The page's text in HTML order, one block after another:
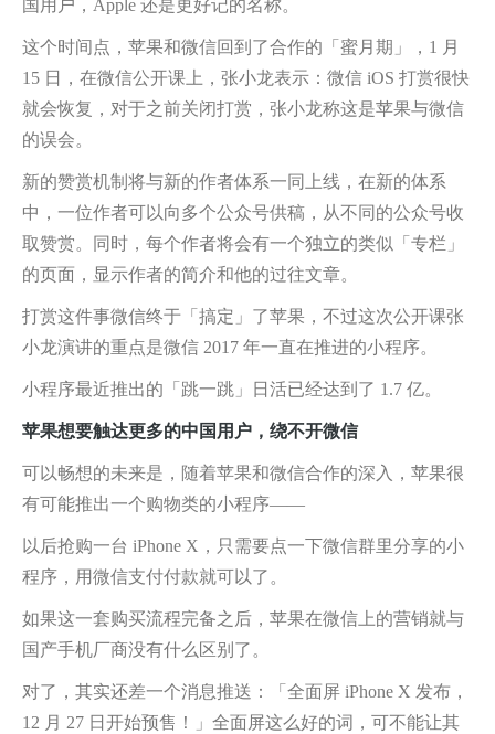
国用户，Apple 还是更好记的名称。
这个时间点，苹果和微信回到了合作的「蜜月期」，1 月
15 日，在微信公开课上，张小龙表示：微信 iOS 打赏很快
就会恢复，对于之前关闭打赏，张小龙称这是苹果与微信
的误会。
新的赞赏机制将与新的作者体系一同上线，在新的体系
中，一位作者可以向多个公众号供稿，从不同的公众号收
取赞赏。同时，每个作者将会有一个独立的类似「专栏」
的页面，显示作者的简介和他的过往文章。
打赏这件事微信终于「搞定」了苹果，不过这次公开课张
小龙演讲的重点是微信 2017 年一直在推进的小程序。
小程序最近推出的「跳一跳」日活已经达到了 1.7 亿。
苹果想要触达更多的中国用户，绕不开微信
可以畅想的未来是，随着苹果和微信合作的深入，苹果很
有可能推出一个购物类的小程序——
以后抢购一台 iPhone X，只需要点一下微信群里分享的小
程序，用微信支付付款就可以了。
如果这一套购买流程完备之后，苹果在微信上的营销就与
国产手机厂商没有什么区别了。
对了，其实还差一个消息推送：「全面屏 iPhone X 发布，
12 月 27 日开始预售！」全面屏这么好的词，可不能让其